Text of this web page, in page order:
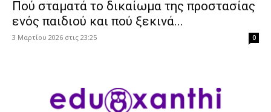
Πού σταματά το δικαίωμα της προστασίας
ενός παιδιού και πού ξεκινά...
3 Μαρτίου 2026 στις 23:25 0